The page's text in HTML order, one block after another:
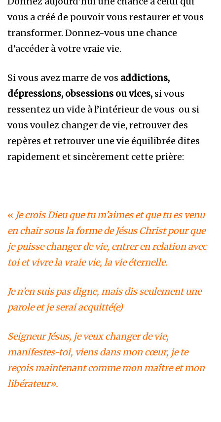
vous a créé de pouvoir vous restaurer et vous
transformer. Donnez-vous une chance
d’accéder à votre vraie vie.
Si vous avez marre de vos addictions,
dépressions, obsessions ou vices, si vous
ressentez un vide à l’intérieur de vous ou si
vous voulez changer de vie, retrouver des
repères et retrouver une vie équilibrée dites
rapidement et sincèrement cette prière:
« Je crois Dieu que tu m’aimes et que tu es venu
en chair sous la forme de Jésus Christ pour que
je puisse changer de vie, entrer en relation avec
toi et vivre la vraie vie, la vie éternelle.
Je n’en suis pas digne, mais dis seulement une
parole et je serai acquitté(e)
Seigneur Jésus, je veux changer de vie,
manifestes-toi, viens dans mon cœur, je te
reçois maintenant comme mon maître et mon
libérateur».